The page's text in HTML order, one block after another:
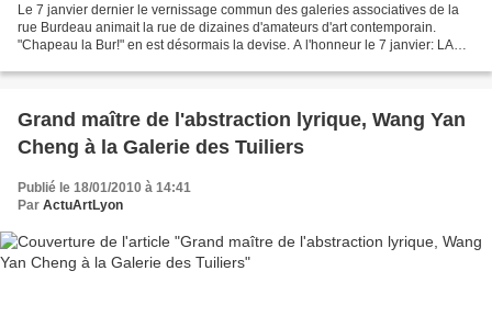
Le 7 janvier dernier le vernissage commun des galeries associatives de la
rue Burdeau animait la rue de dizaines d'amateurs d'art contemporain.
"Chapeau la Bur!" en est désormais la devise. A l'honneur le 7 janvier: LA
Grand maître de l'abstraction lyrique, Wang Yan
Cheng à la Galerie des Tuiliers
Publié le 18/01/2010 à 14:41
Par ActuArtLyon